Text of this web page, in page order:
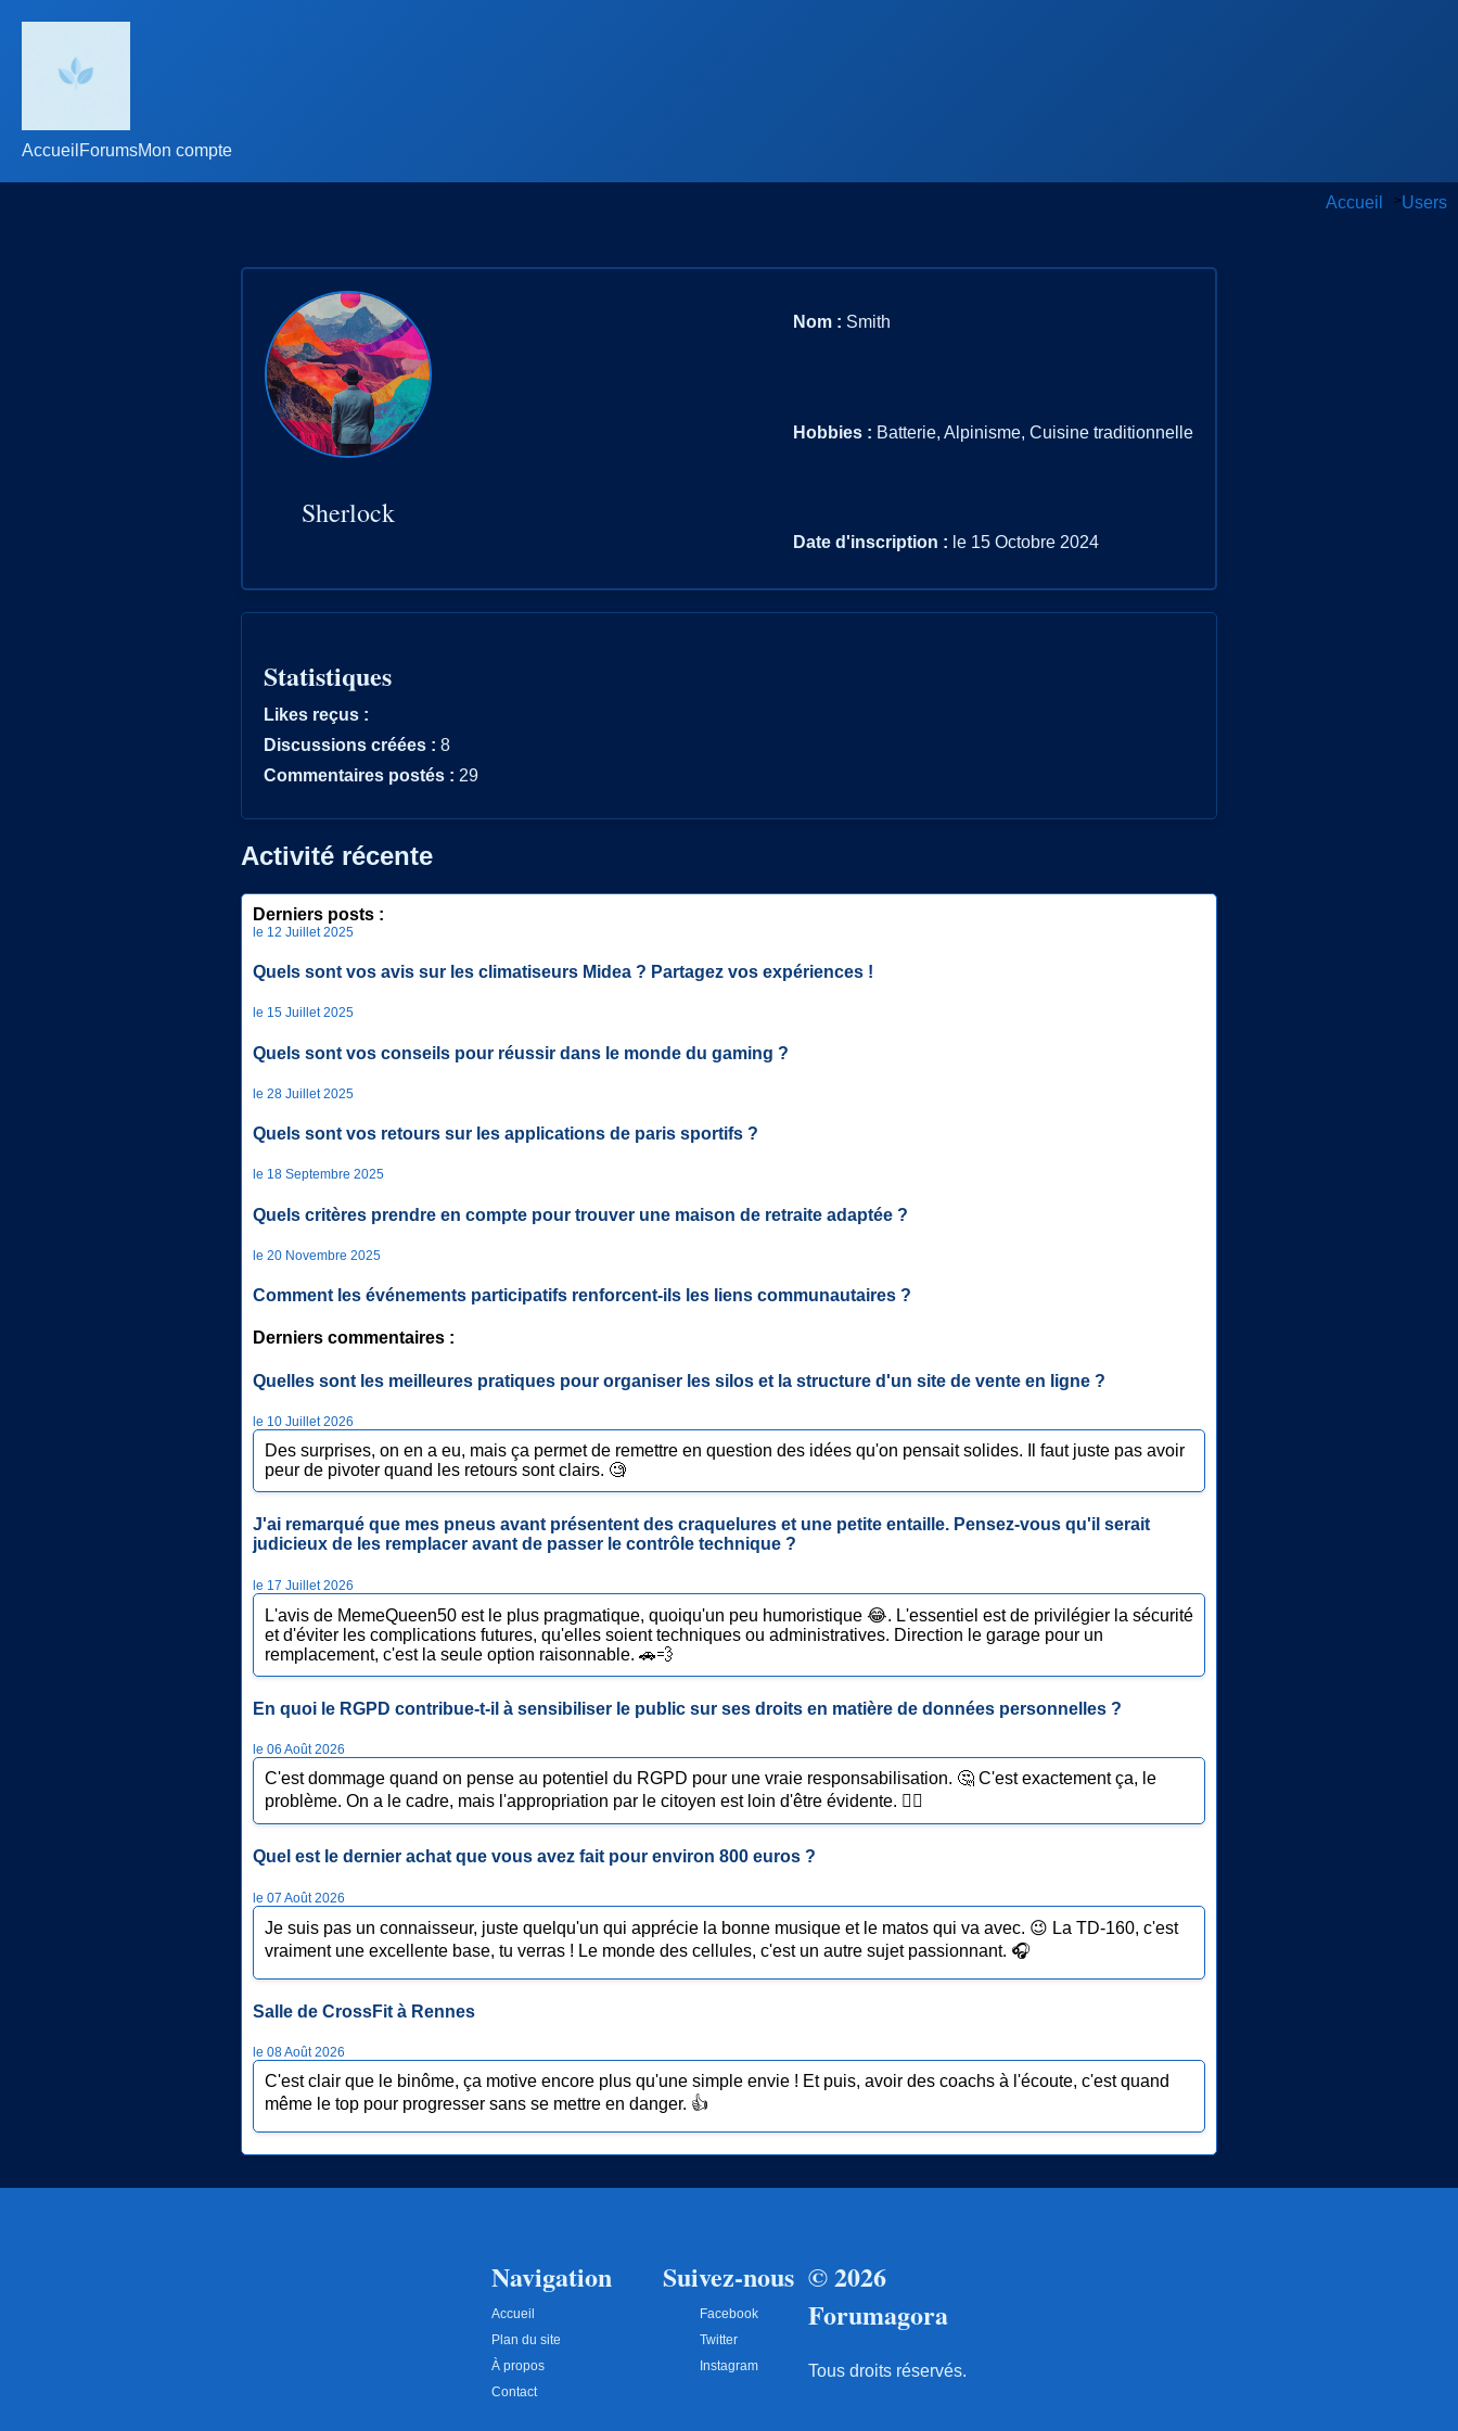
Accueil ForumsMon compte
Accueil >Users
Sherlock
Nom : Smith
Hobbies : Batterie, Alpinisme, Cuisine traditionnelle
Date d'inscription : le 15 Octobre 2024
Statistiques
Likes reçus :
Discussions créées : 8
Commentaires postés : 29
Activité récente
Derniers posts :
le 12 Juillet 2025
Quels sont vos avis sur les climatiseurs Midea ? Partagez vos expériences !
le 15 Juillet 2025
Quels sont vos conseils pour réussir dans le monde du gaming ?
le 28 Juillet 2025
Quels sont vos retours sur les applications de paris sportifs ?
le 18 Septembre 2025
Quels critères prendre en compte pour trouver une maison de retraite adaptée ?
le 20 Novembre 2025
Comment les événements participatifs renforcent-ils les liens communautaires ?
Derniers commentaires :
Quelles sont les meilleures pratiques pour organiser les silos et la structure d'un site de vente en ligne ?
le 10 Juillet 2026
Des surprises, on en a eu, mais ça permet de remettre en question des idées qu'on pensait solides. Il faut juste pas avoir
peur de pivoter quand les retours sont clairs. 🧐
J'ai remarqué que mes pneus avant présentent des craquelures et une petite entaille. Pensez-vous qu'il serait
judicieux de les remplacer avant de passer le contrôle technique ?
le 17 Juillet 2026
L'avis de MemeQueen50 est le plus pragmatique, quoiqu'un peu humoristique 😂. L'essentiel est de privilégier la sécurité
et d'éviter les complications futures, qu'elles soient techniques ou administratives. Direction le garage pour un
remplacement, c'est la seule option raisonnable. 🚗💨
En quoi le RGPD contribue-t-il à sensibiliser le public sur ses droits en matière de données personnelles ?
le 06 Août 2026
C'est dommage quand on pense au potentiel du RGPD pour une vraie responsabilisation. 🤔 C'est exactement ça, le
problème. On a le cadre, mais l'appropriation par le citoyen est loin d'être évidente. 🤷‍♀️
Quel est le dernier achat que vous avez fait pour environ 800 euros ?
le 07 Août 2026
Je suis pas un connaisseur, juste quelqu'un qui apprécie la bonne musique et le matos qui va avec. 😉 La TD-160, c'est
vraiment une excellente base, tu verras ! Le monde des cellules, c'est un autre sujet passionnant. 🎧
Salle de CrossFit à Rennes
le 08 Août 2026
C'est clair que le binôme, ça motive encore plus qu'une simple envie ! Et puis, avoir des coachs à l'écoute, c'est quand
même le top pour progresser sans se mettre en danger. 👍
Navigation
Accueil
Plan du site
À propos
Contact
Suivez-nous
Facebook
Twitter
Instagram
© 2026
Forumagora
Tous droits réservés.